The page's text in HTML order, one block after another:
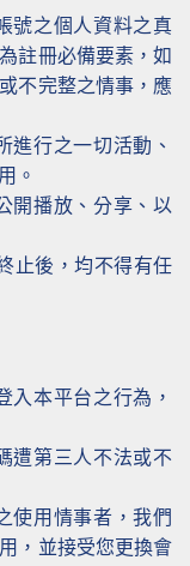
號之個人資料之真
註冊必備要素，如
不完整之情事，應
進行之一切活動、
。
開播放、分享、以
止後，均不得有任
入本平台之行為，
遭第三人不法或不
使用情事者，我們
，並接受您更換會